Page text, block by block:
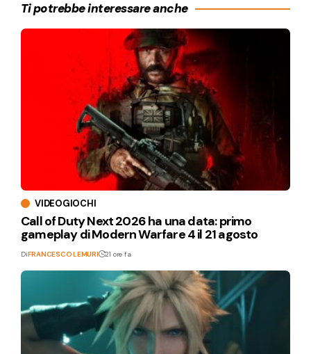
Ti potrebbe interessare anche
VIDEOGIOCHI
Call of Duty Next 2026 ha una data: primo
gameplay di Modern Warfare 4 il 21 agosto
DiFRANCESCO LEMURI 21 ore fa